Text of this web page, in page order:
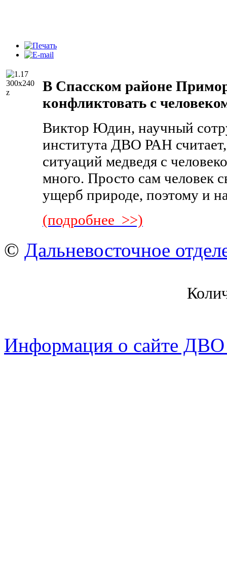
В Спасском районе
конфликтовать с
Виктор Юдин, научный
института ДВО РАН
ситуаций медведя с
много. Просто сам человек
ущерб природе, поэтому и
(подробнее >>)
© Дальневосточное
Информация о сайте